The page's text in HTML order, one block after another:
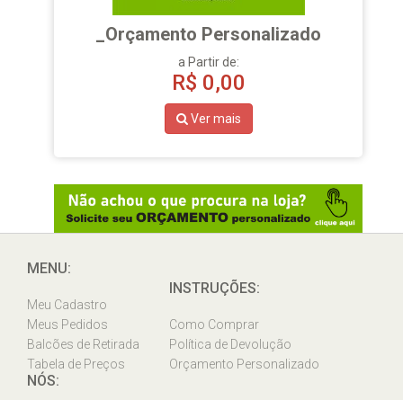
_Orçamento Personalizado
a Partir de:
R$ 0,00
Ver mais
MENU:
Meu Cadastro
Meus Pedidos
Balcões de Retirada
Tabela de Preços
INSTRUÇÕES:
Como Comprar
Política de Devolução
Orçamento Personalizado
NÓS: